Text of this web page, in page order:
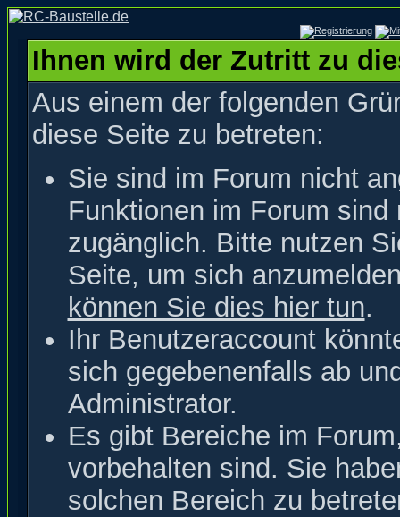
Ihnen wird der Zutritt zu
Aus einem der folgenden
diese Seite zu betreten:
Sie sind im Forum nicht
Funktionen im Forum
zugänglich. Bitte nutzen
Seite, um sich
können Sie dies hier tun.
Ihr Benutzeraccount
sich gegebenenfalls ab
Administrator.
Es gibt Bereiche im
vorbehalten sind. Sie
solchen Bereich zu